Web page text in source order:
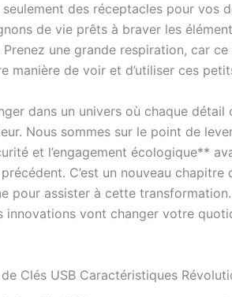
des réceptacles pour vos
de vie prêts à braver les
Prenez une grande respiration, car
manière de voir et d’utiliser ces
dans un univers où chaque
Nous sommes sur le point de
et l’engagement écologique**
C’est un nouveau chapitre
pour assister à cette
innovations vont changer votre
Clés USB Caractéristiques